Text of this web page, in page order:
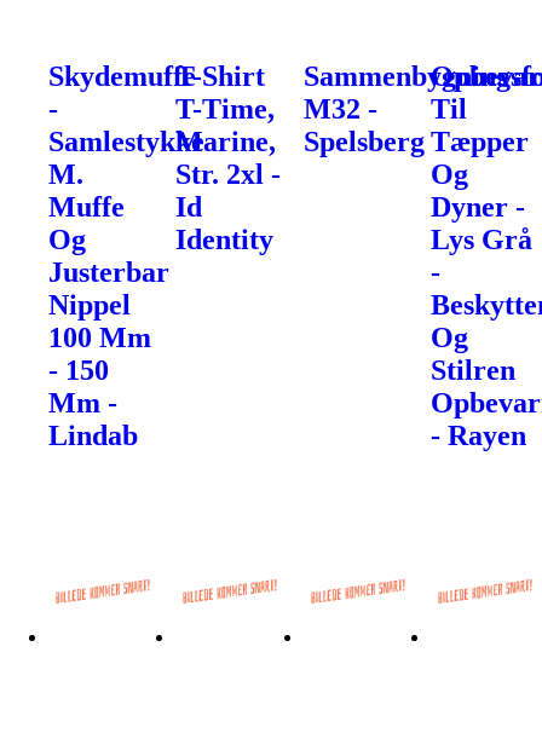
Skydemuffe
-
Samlestykke
M.
Muffe
Og
Justerbar
Nippel
100 Mm
- 150
Mm -
Lindab
T-Shirt
T-Time,
Marine,
Str. 2xl -
Id
Identity
M32 -
Spelsberg
Til
Tæpper
Og
Dyner -
Lys Grå
-
Og
Stilren
- Rayen